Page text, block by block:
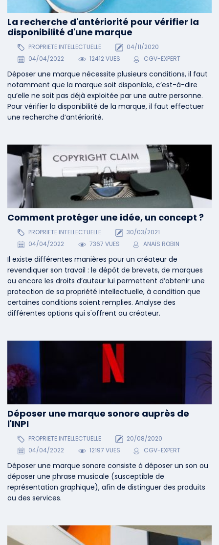
Déposer une marque sonore auprès de
l'INPI
PROPRIETE INTELLECTUELLE
20/08/2020
04/04/2022
12197 VUES CGV-EXPERT
Déposer une marque sonore consiste à déposer un son ou
déposer une phrase musicale (susceptible de
représentation graphique), afin de distinguer des produits
ou des services.
Comment protéger une idée, un concept ?
PROPRIETE INTELLECTUELLE
30/03/2021
04/04/2022
7367 VUES ANAÏS ROBIN
Il existe différentes manières pour un créateur de
revendiquer son travail : le dépôt de brevets, de marques
ou encore les droits d’auteur lui permettent d’obtenir une
protection de sa propriété intellectuelle, à condition que
certaines conditions soient remplies. Analyse des
différentes options qui s'offrent au créateur.
La recherche d'antériorité pour vérifier la
disponibilité d'une marque
PROPRIETE INTELLECTUELLE
04/11/2020
04/04/2022
12412 VUES CGV-EXPERT
Déposer une marque nécessite plusieurs conditions, il faut
notamment que la marque soit disponible, c’est-à-dire
qu’elle ne soit pas déjà exploitée par une autre personne.
Pour vérifier la disponibilité de la marque, il faut effectuer
une recherche d’antériorité.